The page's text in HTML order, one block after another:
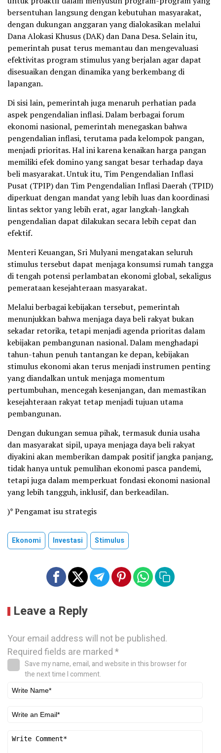
bersentuhan langsung dengan kebutuhan masyarakat,
dengan dukungan anggaran yang dialokasikan melalui
Dana Alokasi Khusus (DAK) dan Dana Desa. Selain itu,
pemerintah pusat terus memantau dan mengevaluasi
efektivitas program stimulus yang berjalan agar dapat
disesuaikan dengan dinamika yang berkembang di
lapangan.
Di sisi lain, pemerintah juga menaruh perhatian pada
aspek pengendalian inflasi. Dalam berbagai forum
ekonomi nasional, pemerintah menegaskan bahwa
pengendalian inflasi, terutama pada kelompok pangan,
menjadi prioritas. Hal ini karena kenaikan harga pangan
memiliki efek domino yang sangat besar terhadap daya
beli masyarakat. Untuk itu, Tim Pengendalian Inflasi
Pusat (TPIP) dan Tim Pengendalian Inflasi Daerah (TPID)
diperkuat dengan mandat yang lebih luas dan koordinasi
lintas sektor yang lebih erat, agar langkah-langkah
pengendalian dapat dilakukan secara lebih cepat dan
efektif.
Menteri Keuangan, Sri Mulyani mengatakan seluruh
stimulus tersebut dapat menjaga konsumsi rumah tangga
di tengah potensi perlambatan ekonomi global, sekaligus
pemerataan kesejahteraan masyarakat.
Melalui berbagai kebijakan tersebut, pemerintah
menunjukkan bahwa menjaga daya beli rakyat bukan
sekadar retorika, tetapi menjadi agenda prioritas dalam
kebijakan pembangunan nasional. Dalam menghadapi
tahun-tahun penuh tantangan ke depan, kebijakan
stimulus ekonomi akan terus menjadi instrumen penting
yang diandalkan untuk menjaga momentum
pertumbuhan, mencegah kesenjangan, dan memastikan
kesejahteraan rakyat tetap menjadi tujuan utama
pembangunan.
Dengan dukungan semua pihak, termasuk dunia usaha
dan masyarakat sipil, upaya menjaga daya beli rakyat
diyakini akan memberikan dampak positif jangka panjang,
tidak hanya untuk pemulihan ekonomi pasca pandemi,
tetapi juga dalam memperkuat fondasi ekonomi nasional
yang lebih tangguh, inklusif, dan berkeadilan.
)* Pengamat isu strategis
Ekonomi Investasi Stimulus
Leave a Reply
Your email address will not be published.
Required fields are marked*
Save my name, email, and website in this browser for
the next time I comment.